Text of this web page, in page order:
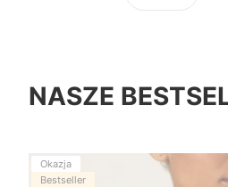
NASZE
Okazja
Bestseller